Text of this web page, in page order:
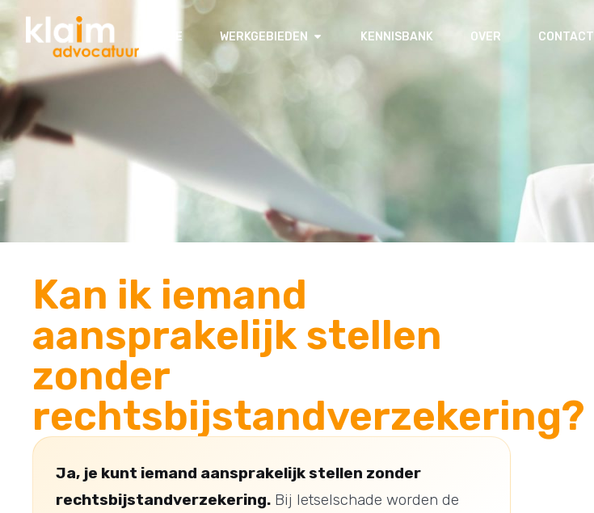
HOME WERKGEBIEDEN KENNISBANK OVER CONTACT
Kan ik iemand
aansprakelijk stellen
zonder
rechtsbijstandverzekering?
Ja, je kunt iemand aansprakelijk stellen zonder
rechtsbijstandverzekering. Bij letselschade worden de